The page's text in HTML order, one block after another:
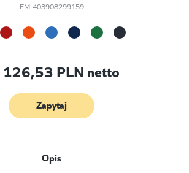
FM-403908299159
126,53 PLN netto
Zapytaj
Opis